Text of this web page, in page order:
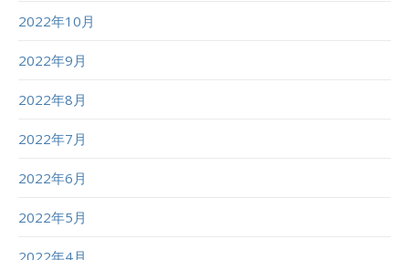
2022年10月
2022年9月
2022年8月
2022年7月
2022年6月
2022年5月